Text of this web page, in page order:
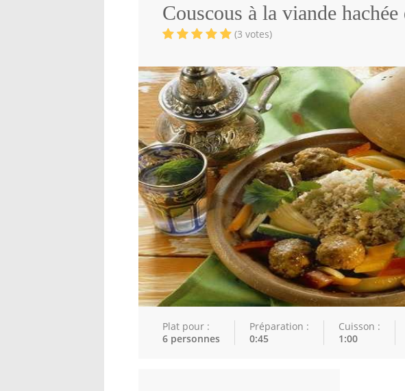
Couscous à la viande hachée
(3 votes)
Plat pour :
6 personnes
Préparation :
0:45
Cuisson :
1:00